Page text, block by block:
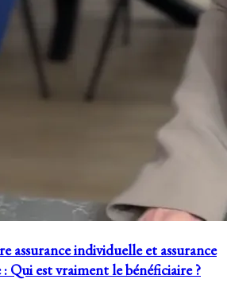
assurance individuelle et assurance
Qui est vraiment le bénéficiaire ?